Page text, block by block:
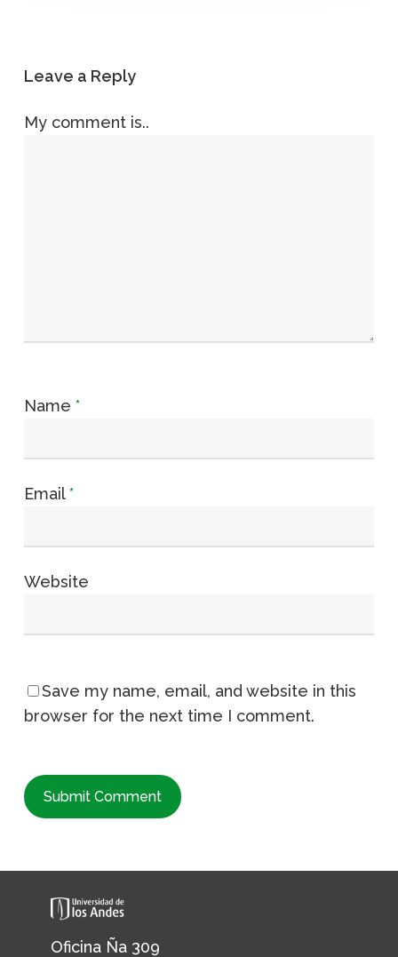
Leave a Reply
My comment is..
Name *
Email*
Website
Save my name, email, and website in this
browser for the next time I comment.
Oficina Ña 309